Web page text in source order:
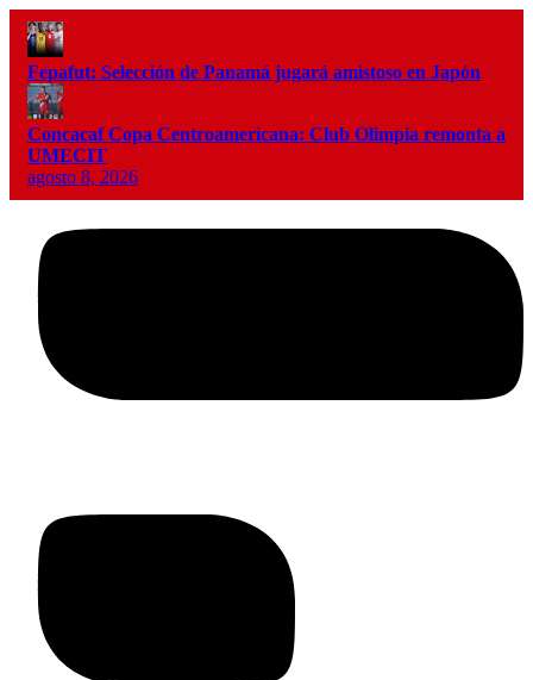
Fepafut: Selección de Panamá jugará amistoso en Japón
Concacaf Copa Centroamericana: Club Olimpia remonta a
UMECIT
agosto 8, 2026